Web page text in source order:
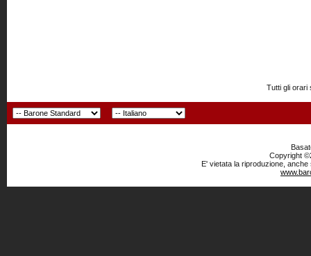
Tutti gli orari
Copyright
E' vietata la riproduzione,